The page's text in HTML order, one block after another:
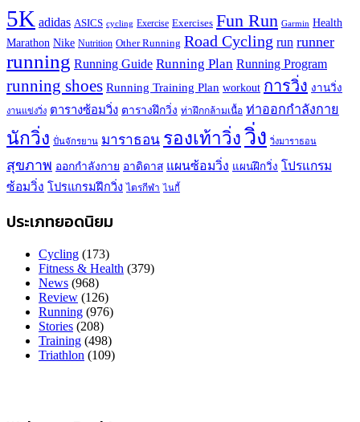
5K adidas ASICS cycling Exercise Exercises Fun Run Garmin Health
Marathon Nike Nutrition Other Running Road Cycling run runner
running Running Guide Running Plan Running Program
running shoes Running Training Plan workout การวิ่ง งานวิ่ง
งานแข่งวิ่ง ตารางซ้อมวิ่ง ตารางฝึกวิ่ง ท่าฝึกกล้ามเนื้อ ท่าออกกำลังกาย
นักวิ่ง ปั่นจักรยาน มาราธอน รองเท้าวิ่ง วิ่ง วิ่งมาราธอน
สุขภาพ ออกกำลังกาย อาดิดาส แผนซ้อมวิ่ง แผนฝึกวิ่ง โปรแกรม
ซ้อมวิ่ง โปรแกรมฝึกวิ่ง ไตรกีฬา ไนกี้
ประเภทยอดนิยม
Cycling (173)
Fitness & Health (379)
News (968)
Review (126)
Running (976)
Stories (208)
Training (498)
Triathlon (109)